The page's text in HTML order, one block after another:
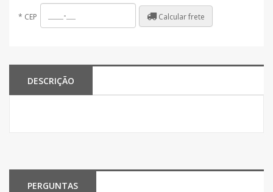
* CEP Calcular frete
DESCRIÇÃO
PERGUNTAS